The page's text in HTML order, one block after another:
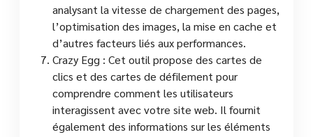
analysant la vitesse de chargement des pages,
l’optimisation des images, la mise en cache et
d’autres facteurs liés aux performances.
Crazy Egg : Cet outil propose des cartes de
clics et des cartes de défilement pour
comprendre comment les utilisateurs
interagissent avec votre site web. Il fournit
également des informations sur les éléments